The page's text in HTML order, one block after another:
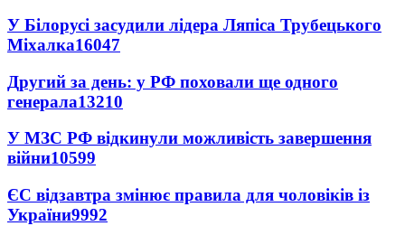
У Білорусі засудили лідера Ляпіса Трубецького
Міхалка16047
Другий за день: у РФ поховали ще одного
генерала13210
У МЗС РФ відкинули можливість завершення
війни10599
ЄС відзавтра змінює правила для чоловіків із
України9992